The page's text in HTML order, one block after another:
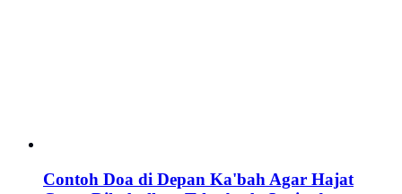
Contoh Doa di Depan Ka'bah Agar Hajat